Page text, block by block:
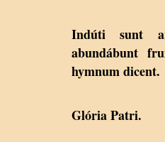
Indúti sunt
abundábunt
hymnum dicent.
Glória Patri.